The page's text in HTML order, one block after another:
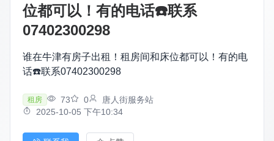
位都可以！有的电话☎️联系
07402300298
谁在牛津有房子出租！租房间和床位都可以！有的电
话☎️联系07402300298
租房 73 0
唐人街服务站
2025-10-05 下午10:34